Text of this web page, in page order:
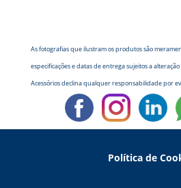
As fotografias que ilustram os produtos são
especificações e datas de entrega sujeitos a
Acessórios declina qualquer responsabilidade por
Política de